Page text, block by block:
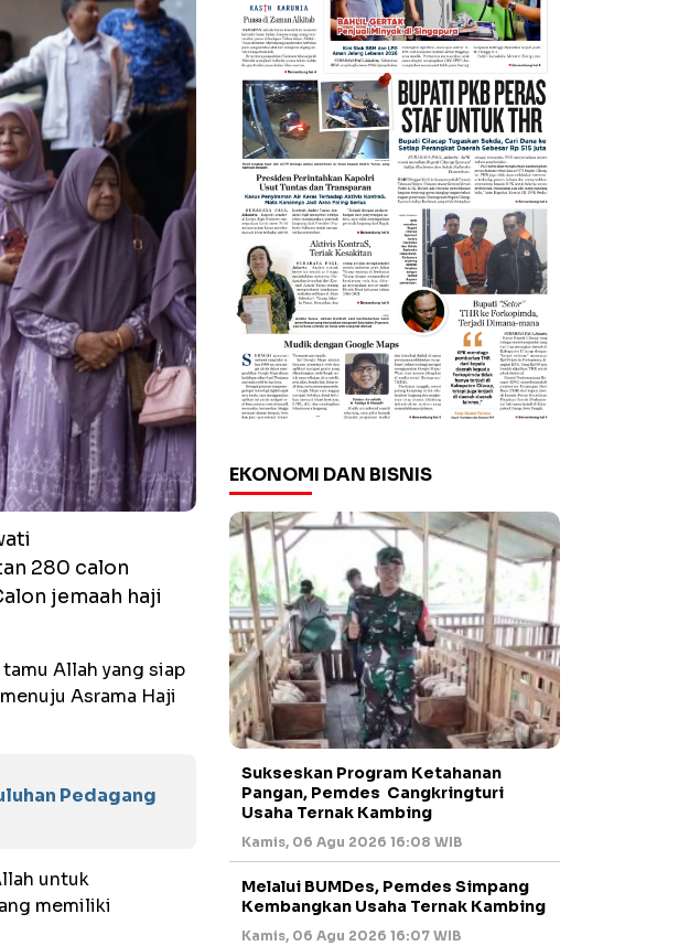
280 calon
jemaah haji
Allah yang siap
Asrama Haji
Pedagang
untuk
memiliki
EKONOMI DAN BISNIS
Sukseskan Program Ketahanan
Pangan, Pemdes Cangkringturi
Usaha Ternak Kambing
Kamis, 06 Agu 2026 16:08 WIB
Melalui BUMDes, Pemdes Simpang
Kembangkan Usaha Ternak Kambing
Kamis, 06 Agu 2026 16:07 WIB